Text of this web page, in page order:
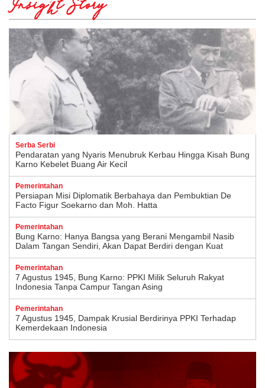
Insight Story
Serba Serbi
Pendaratan yang Nyaris Menubruk Kerbau Hingga Kisah Bung
Karno Kebelet Buang Air Kecil
Pemerintahan
Persiapan Misi Diplomatik Berbahaya dan Pembuktian De
Facto Figur Soekarno dan Moh. Hatta
Pemerintahan
Bung Karno: Hanya Bangsa yang Berani Mengambil Nasib
Dalam Tangan Sendiri, Akan Dapat Berdiri dengan Kuat
Pemerintahan
7 Agustus 1945, Bung Karno: PPKI Milik Seluruh Rakyat
Indonesia Tanpa Campur Tangan Asing
Pemerintahan
7 Agustus 1945, Dampak Krusial Berdirinya PPKI Terhadap
Kemerdekaan Indonesia